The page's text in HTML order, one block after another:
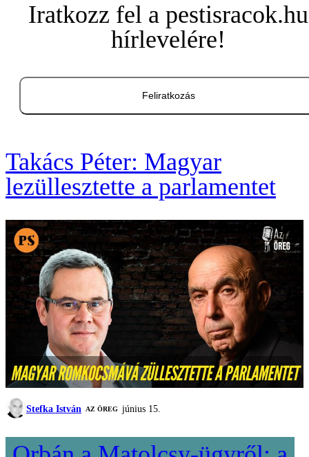
Iratkozz fel a pestisracok.hu
hírlevelére!
Feliratkozás
Takács Péter: Magyar
lezüllesztette a parlamentet
Stefka István AZ ÖREG június 15.